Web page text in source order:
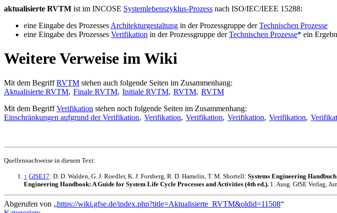
aktualisierte RVTM ist im INCOSE Systemlebenszyklus-Prozess nach ISO/IEC/IEEE 15288:
eine Eingabe des Prozesses Architekturgestaltung in der Prozessgruppe derTechnischen Prozesse
eine Eingabe des Prozesses Verifikation in der Prozessgruppe derTechnischen Prozesse* ein
Weitere Verweise im Wiki
Mit dem BegriffRVTM stehen auch folgende Seiten im Zusammenhang:
Aktualisierte RVTM, Finale RVTM, Initiale RVTM, RVTM, RVTM
Mit dem BegriffVerifikation stehen noch folgende Seiten im Zusammenhang:
Einschränkungen aufgrund der Verifikation, Verifikation, Verifikation, Verifikation, Verifikation,
Quellennachweise in diesem Text:
↑ GfSE17: D. D. Walden, G. J. Roedler, K. J. Forsberg, R. D. Hamelin, T. M. Shortell: Systems Engineering
Engineering Handbook: A Guide for System Life Cycle Processes and Activities (4th ed.). 1. Ausg. GfSE Verlag,
Abgerufen von „https://wiki.gfse.de/index.php?title=Aktualisierte_RVTM&oldid=11508“